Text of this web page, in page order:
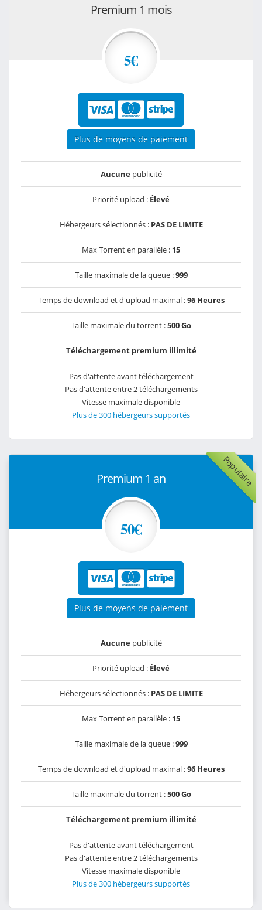
Premium 1 mois
5€
Plus de moyens de paiement
Aucunepublicité
Priorité upload : Élevé
Hébergeurs sélectionnés : PAS DE LIMITE
Max Torrent en parallèle : 15
Taille maximale de la queue :999
Temps de download et d'upload maximal :96 Heures
Taille maximale du torrent :500 Go
Téléchargement premium illimité
Pas d'attente avant téléchargement
Pas d'attente entre 2 téléchargements
Vitesse maximale disponible
Plus de 300 hébergeurs supportés
Populaire
Premium 1 an
50€
Plus de moyens de paiement
Aucunepublicité
Priorité upload : Élevé
Hébergeurs sélectionnés : PAS DE LIMITE
Max Torrent en parallèle : 15
Taille maximale de la queue :999
Temps de download et d'upload maximal :96 Heures
Taille maximale du torrent :500 Go
Téléchargement premium illimité
Pas d'attente avant téléchargement
Pas d'attente entre 2 téléchargements
Vitesse maximale disponible
Plus de 300 hébergeurs supportés